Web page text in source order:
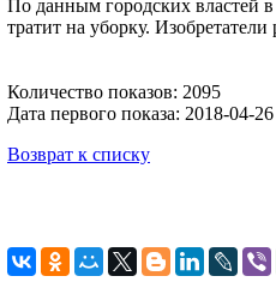
По данным городских властей
тратит на уборку.
Количество показов: 2095
Дата первого показа: 2018-04-
Возврат к списку